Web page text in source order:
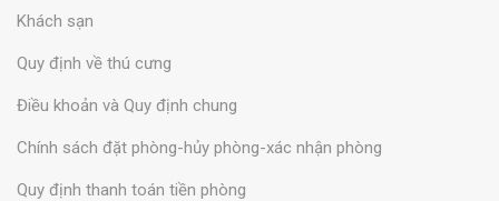
Khách sạn
Quy định về thú cưng
Điều khoản và Quy định chung
Chính sách đặt phòng-hủy phòng-xác nhận phòng
Quy định thanh toán tiền phòng